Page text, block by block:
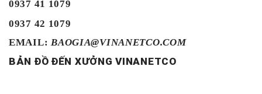
0937 41 1079
0937 42 1079
EMAIL: BAOGIA@VINANETCO.COM
BẢN ĐỒ ĐẾN XƯỞNG VINANETCO